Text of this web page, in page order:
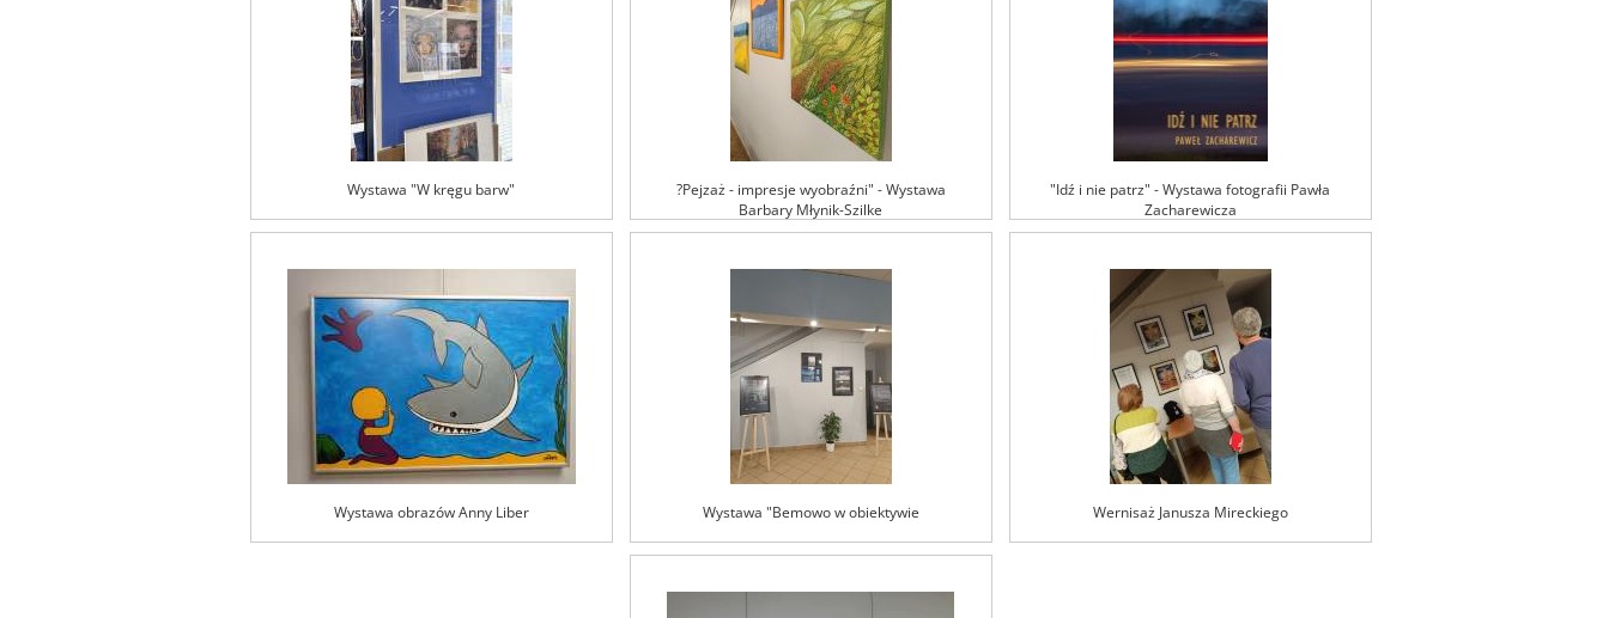
Wystawa "W kręgu barw"
?Pejzaż - impresje wyobraźni" - Wystawa
Barbary Młynik-Szilke
"Idź i nie patrz" - Wystawa fotografii Pawła
Zacharewicza
Wystawa obrazów Anny Liber Wystawa "Bemowo w obiektywie Wernisaż Janusza Mireckiego